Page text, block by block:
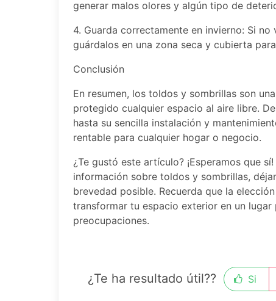
generar malos olores y algún tipo de
4. Guarda correctamente en invierno: Si
guárdalos en una zona seca y cubierta
Conclusión
En resumen, los toldos y sombrillas son
protegido cualquier espacio al aire libre.
hasta su sencilla instalación y
rentable para cualquier hogar o negocio.
¿Te gustó este artículo? ¡Esperamos que
información sobre toldos y sombrillas,
brevedad posible. Recuerda que la
transformar tu espacio exterior en un
preocupaciones.
¿Te ha resultado útil?? Si